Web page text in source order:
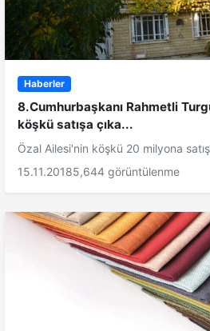
Haberler
8.Cumhurbaşkanı Rahmetli
köşkü satışa çıka...
Özal Ailesi'nin köşkü 20 milyona
15.11.20185,644 görüntülenme